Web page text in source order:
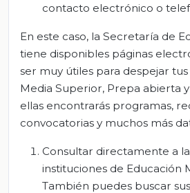
contacto electrónico o
En este caso, la Secretaría de
tiene disponibles páginas
ser muy útiles para despejar
Media Superior, Prepa abierta
ellas encontrarás programas,
convocatorias y muchos más
Consultar directamente a
instituciones de Educación
También puedes buscar